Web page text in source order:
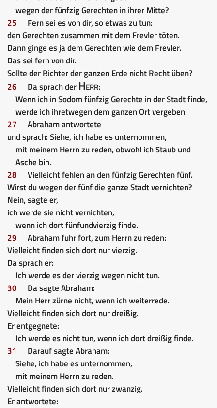
wegen der fünfzig Gerechten in ihrer Mitte?
25
Fern sei es von dir, so etwas zu tun:
den Gerechten zusammen mit dem Frevler töten.
Dann ginge es ja dem Gerechten wie dem Frevler.
Das sei fern von dir.
Sollte der Richter der ganzen Erde nicht Recht üben?
26
Da sprach derHerr:
Wenn ich in Sodom fünfzig Gerechte in der Stadt finde,
werde ich ihretwegen dem ganzen Ort vergeben.
27
Abraham antwortete
und sprach: Siehe, ich habe es unternommen,
mit meinem Herrn zu reden, obwohl ich Staub und
Asche bin.
28
Vielleicht fehlen an den fünfzig Gerechten fünf.
Wirst du wegen der fünf die ganze Stadt vernichten?
Nein, sagte er,
ich werde sie nicht vernichten,
wenn ich dort fünfundvierzig finde.
29
Abraham fuhr fort, zum Herrn zu reden:
Vielleicht finden sich dort nur vierzig.
Da sprach er:
Ich werde es der vierzig wegen nicht tun.
30
Da sagte Abraham:
Mein Herr zürne nicht, wenn ich weiterrede.
Vielleicht finden sich dort nur dreißig.
Er entgegnete:
Ich werde es nicht tun, wenn ich dort dreißig finde.
31
Darauf sagte Abraham:
Siehe, ich habe es unternommen,
mit meinem Herrn zu reden.
Vielleicht finden sich dort nur zwanzig.
Er antwortete: